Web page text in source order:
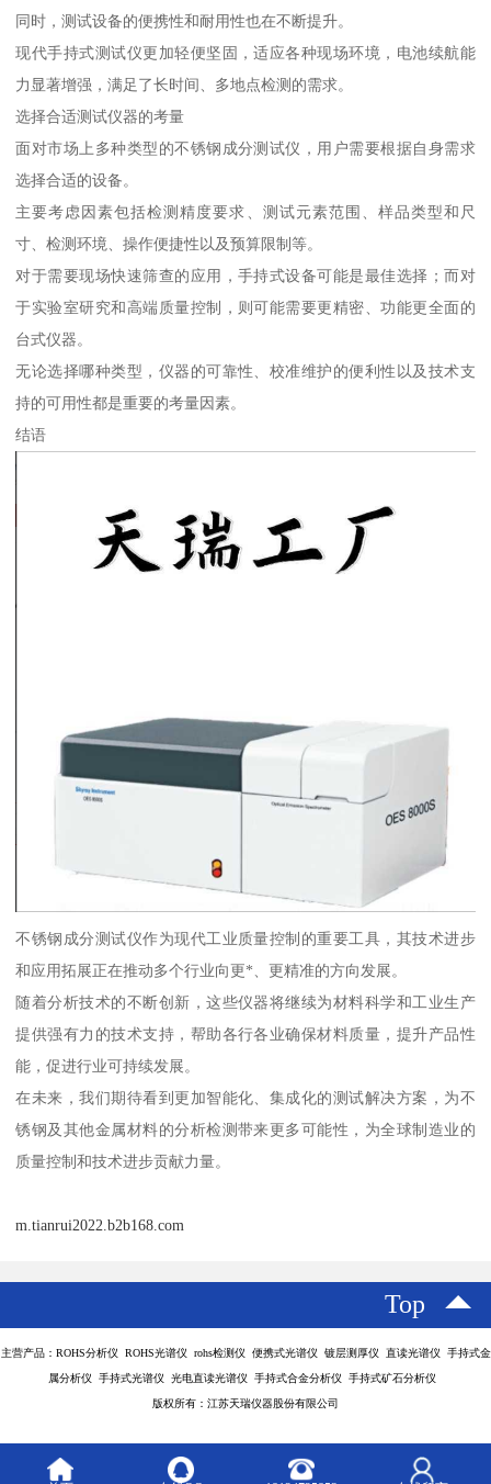
同时，测试设备的便携性和耐用性也在不断提升。
现代手持式测试仪更加轻便坚固，适应各种现场环境，电池续航能
力显著增强，满足了长时间、多地点检测的需求。
选择合适测试仪器的考量
面对市场上多种类型的不锈钢成分测试仪，用户需要根据自身需求
选择合适的设备。
主要考虑因素包括检测精度要求、测试元素范围、样品类型和尺
寸、检测环境、操作便捷性以及预算限制等。
对于需要现场快速筛查的应用，手持式设备可能是最佳选择；而对
于实验室研究和高端质量控制，则可能需要更精密、功能更全面的
台式仪器。
无论选择哪种类型，仪器的可靠性、校准维护的便利性以及技术支
持的可用性都是重要的考量因素。
结语
不锈钢成分测试仪作为现代工业质量控制的重要工具，其技术进步
和应用拓展正在推动多个行业向更*、更精准的方向发展。
随着分析技术的不断创新，这些仪器将继续为材料科学和工业生产
提供强有力的技术支持，帮助各行各业确保材料质量，提升产品性
能，促进行业可持续发展。
在未来，我们期待看到更加智能化、集成化的测试解决方案，为不
锈钢及其他金属材料的分析检测带来更多可能性，为全球制造业的
质量控制和技术进步贡献力量。
m.tianrui2022.b2b168.com
Top
主营产品：ROHS分析仪 ROHS光谱仪 rohs检测仪 便携式光谱仪 镀层测厚仪 直读光谱仪 手持式金
属分析仪 手持式光谱仪 光电直读光谱仪 手持式合金分析仪 手持式矿石分析仪
版权所有：江苏天瑞仪器股份有限公司